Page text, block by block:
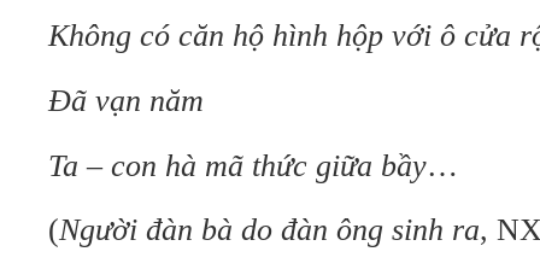
Không có căn hộ hình hộp với ô cửa
Đã vạn năm
Ta – con hà mã thức giữa bầy…
(Người đàn bà do đàn ông sinh ra,